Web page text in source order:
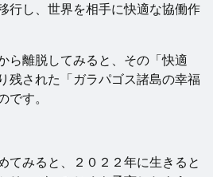
行し、世界を相手に快適な協働作
ら離脱してみると、その「快適
残された「ガラパゴス諸島の幸福
です。
てみると、２０２２年に生きると